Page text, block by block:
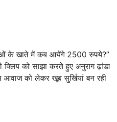
के खाते में कब आयेंगे 2500 रुपये?”
क्लिप को साझा करते हुए अनुराग ढ़ांडा
आवाज को लेकर खूब सुर्खियां बन रही